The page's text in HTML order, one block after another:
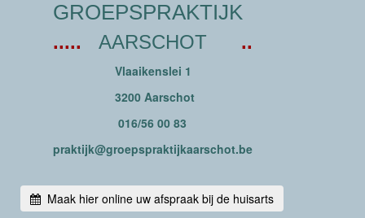
GROEPSPRAKTIJK
..... AARSCHOT ..
Vlaaikenslei 1
3200 Aarschot
016/56 00 83
eb.tohcsraakjitkarpspeorg@kjitkarp
Maak hier online uw afspraak bij de huisarts